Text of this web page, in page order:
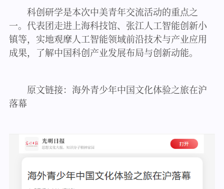
科创研学是本次中美青年交流活动的重点之
一。代表团走进上海科技馆、张江人工智能创新小
镇等，实地观摩人工智能领域前沿技术与产业应用
成果，了解中国科创产业发展布局与创新动能。
原文链接： 海外青少年中国文化体验之旅在沪
落幕